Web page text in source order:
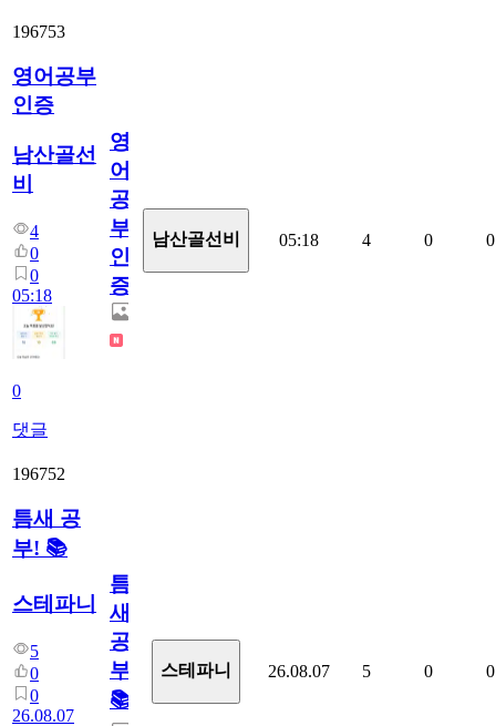
196753
영어공부
인증
남산골선
비
4
0
0
05:18
0
댓글
영
어
공
부
인
증
남산골선비 05:18 4 0 0
196752
틈새 공
부! 📚
스테파니
5
0
0
26.08.07
틈
새
공
부!
📚
스테파니 26.08.07 5 0 0